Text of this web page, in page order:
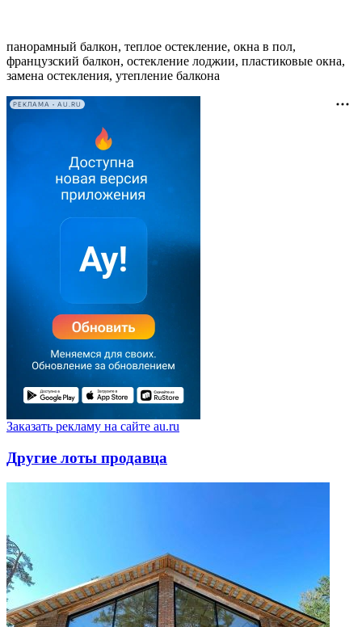
панорамный балкон, теплое остекление, окна в пол,
французский балкон, остекление лоджии, пластиковые окна,
замена остекления, утепление балкона
РЕКЛАМА • AU.RU
Заказать рекламу на сайте au.ru
Другие лоты продавца